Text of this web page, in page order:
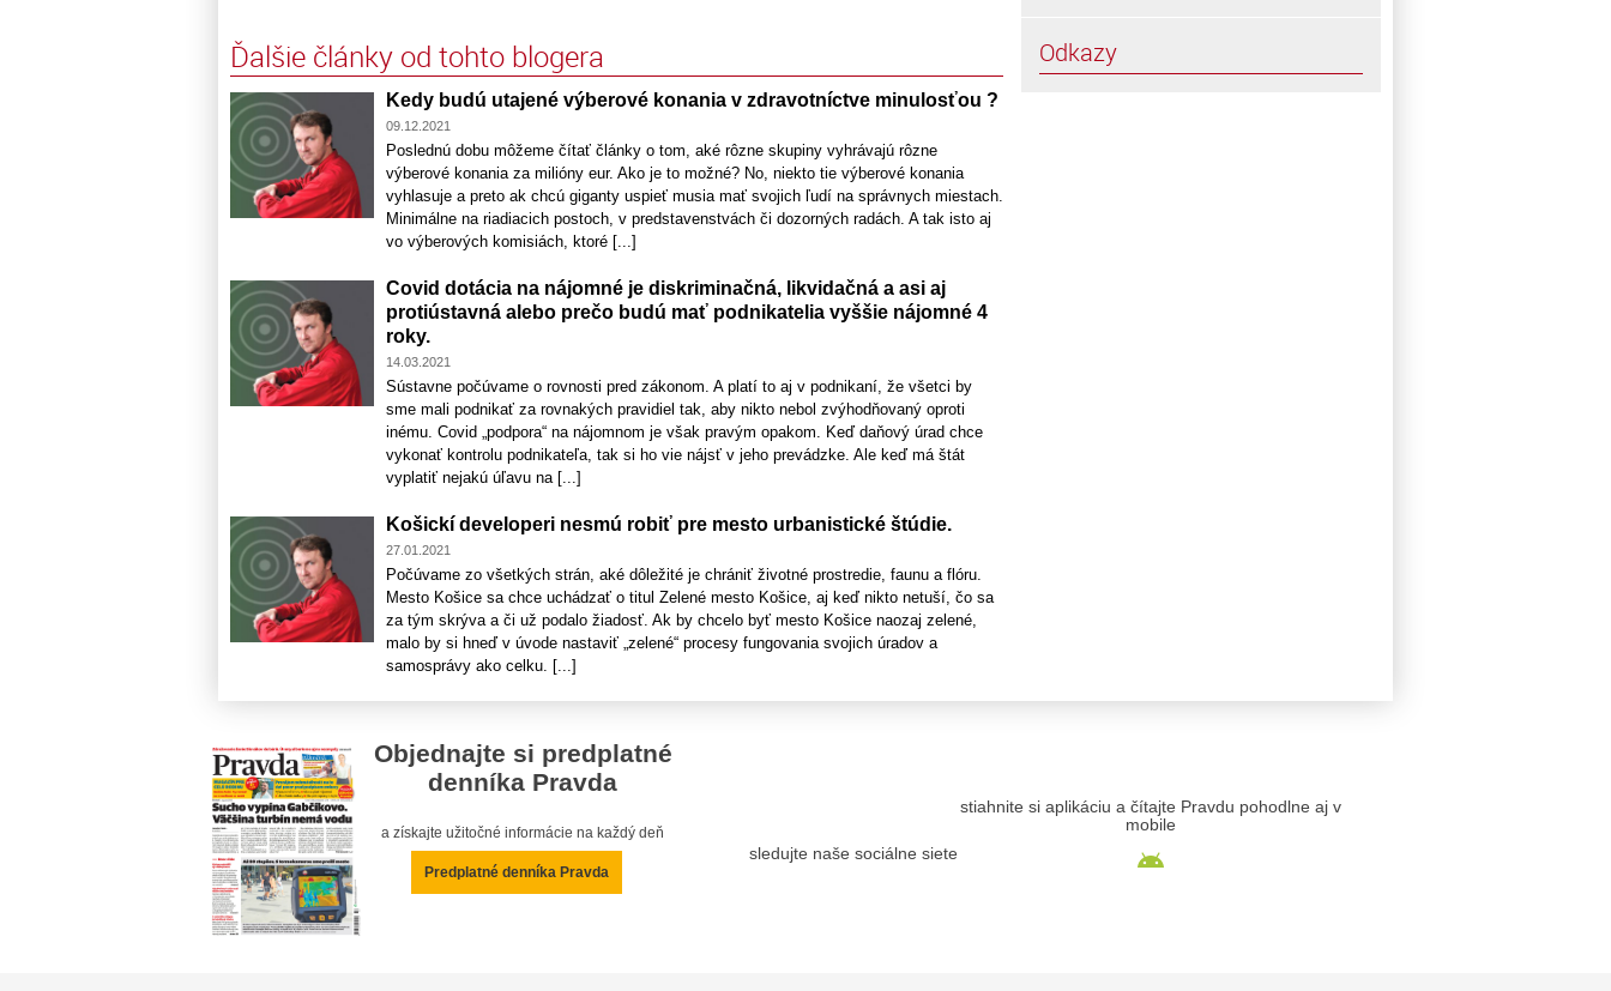
Ďalšie články od tohto blogera
Kedy budú utajené výberové konania v zdravotníctve minulosťou ?
09.12.2021
Poslednú dobu môžeme čítať články o tom, aké rôzne skupiny vyhrávajú rôzne
výberové konania za milióny eur. Ako je to možné? No, niekto tie výberové konania
vyhlasuje a preto ak chcú giganty uspieť musia mať svojich ľudí na správnych miestach.
Minimálne na riadiacich postoch, v predstavenstvách či dozorných radách. A tak isto aj
vo výberových komisiách, ktoré [...]
Covid dotácia na nájomné je diskriminačná, likvidačná a asi aj
protiústavná alebo prečo budú mať podnikatelia vyššie nájomné 4
roky.
14.03.2021
Sústavne počúvame o rovnosti pred zákonom. A platí to aj v podnikaní, že všetci by
sme mali podnikať za rovnakých pravidiel tak, aby nikto nebol zvýhodňovaný oproti
inému. Covid „podpora“ na nájomnom je však pravým opakom. Keď daňový úrad chce
vykonať kontrolu podnikateľa, tak si ho vie nájsť v jeho prevádzke. Ale keď má štát
vyplatiť nejakú úľavu na [...]
Košickí developeri nesmú robiť pre mesto urbanistické štúdie.
27.01.2021
Počúvame zo všetkých strán, aké dôležité je chrániť životné prostredie, faunu a flóru.
Mesto Košice sa chce uchádzať o titul Zelené mesto Košice, aj keď nikto netuší, čo sa
za tým skrýva a či už podalo žiadosť. Ak by chcelo byť mesto Košice naozaj zelené,
malo by si hneď v úvode nastaviť „zelené“ procesy fungovania svojich úradov a
samosprávy ako celku. [...]
Odkazy
Objednajte si predplatné
denníka Pravda
a získajte užitočné informácie na každý deň
Predplatné denníka Pravda
sledujte naše sociálne siete
stiahnite si aplikáciu a čítajte Pravdu pohodlne aj v
mobile